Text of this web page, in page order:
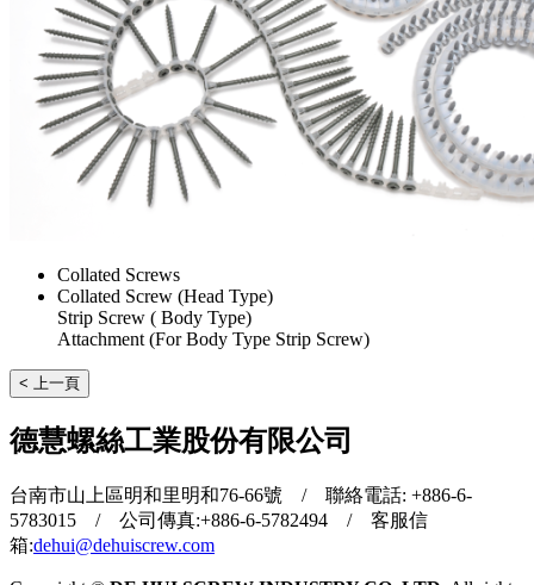
Collated Screws
Collated Screw (Head Type)
Strip Screw ( Body Type)
Attachment (For Body Type Strip Screw)
< 上一頁
德慧螺絲工業股份有限公司
台南市山上區明和里明和76-66號 / 聯絡電話: +886-6-
5783015 / 公司傳真:+886-6-5782494 / 客服信
箱:dehui@dehuiscrew.com